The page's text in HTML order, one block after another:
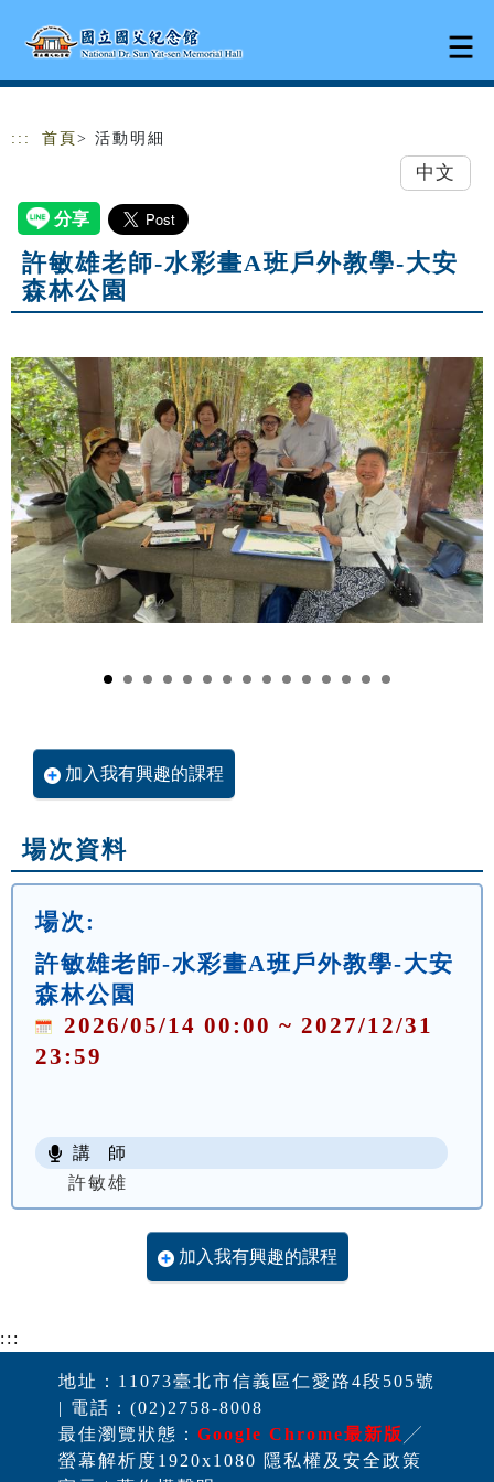
::: 首頁 > 活動明細
中文
許敏雄老師-水彩畫A班戶外教學-大安
森林公園
加入我有興趣的課程
場次資料
場次:
許敏雄老師-水彩畫A班戶外教學-大安
森林公園
2026/05/14 00:00 ~ 2027/12/31
23:59
講 師
許敏雄
加入我有興趣的課程
:::
地址：11073臺北市信義區仁愛路4段505號
| 電話：(02)2758-8008
最佳瀏覽狀態： Google Chrome最新版 ╱
螢幕解析度1920x1080 隱私權及安全政策